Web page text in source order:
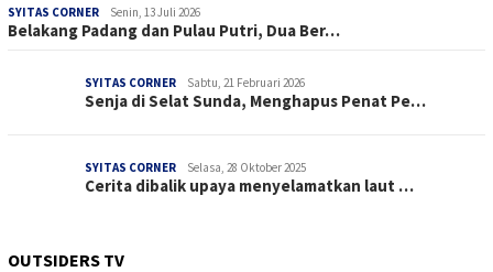
SYITAS CORNER Senin, 13 Juli 2026
Belakang Padang dan Pulau Putri, Dua Ber…
SYITAS CORNER Sabtu, 21 Februari 2026
Senja di Selat Sunda, Menghapus Penat Pe…
SYITAS CORNER Selasa, 28 Oktober 2025
Cerita dibalik upaya menyelamatkan laut …
OUTSIDERS TV